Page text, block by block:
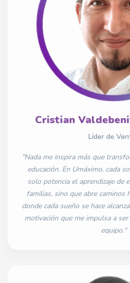
Cristian
Líder de
"Nada me inspira más que
educación. En Umáximo, cada
solo potencia el aprendizaje de
familias, sino que abre caminos
donde cada sueño se hace
motivación que me impulsa a
equipo."